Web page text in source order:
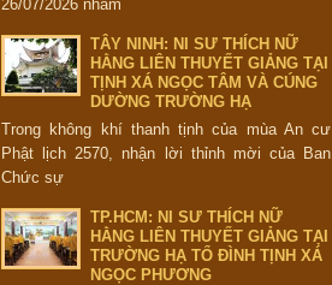
26/07/2026 nhằm
TÂY NINH: NI SƯ THÍCH NỮ
HẰNG LIÊN THUYẾT GIẢNG TẠI
TỊNH XÁ NGỌC TÂM VÀ CÚNG
DƯỜNG TRƯỜNG HẠ
Trong không khí thanh tịnh của mùa An cư
Phật lịch 2570, nhận lời thỉnh mời của Ban
Chức sự
TP.HCM: NI SƯ THÍCH NỮ
HẰNG LIÊN THUYẾT GIẢNG TẠI
TRƯỜNG HẠ TỔ ĐÌNH TỊNH XÁ
NGỌC PHƯƠNG